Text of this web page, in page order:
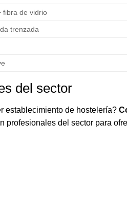
fibra de vidrio
trenzada
del sector
establecimiento de hostelería?
profesionales del sector para